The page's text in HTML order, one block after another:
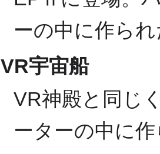
ーの中に作ら
VR宇宙船
VR神殿と同じ
ーターの中に